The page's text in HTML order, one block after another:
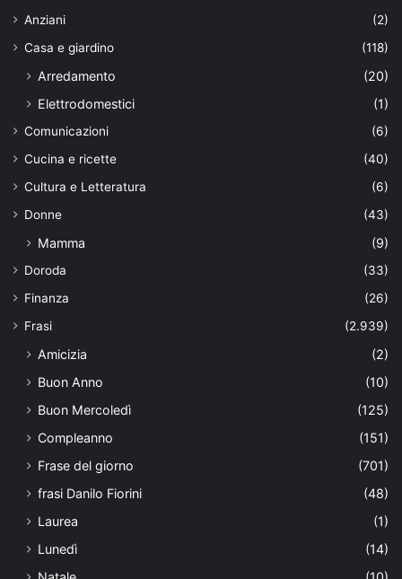
Anziani
(2)
Casa e giardino
(118)
Arredamento
(20)
Elettrodomestici
(1)
Comunicazioni
(6)
Cucina e ricette
(40)
Cultura e Letteratura
(6)
Donne
(43)
Mamma (9)
Doroda
(33)
Finanza
(26)
Frasi
(2.939)
Amicizia
(2)
Buon Anno
(10)
Buon Mercoledì
(125)
Compleanno
(151)
Frase del giorno
(701)
frasi Danilo Fiorini
(48)
Laurea
(1)
Lunedì
(14)